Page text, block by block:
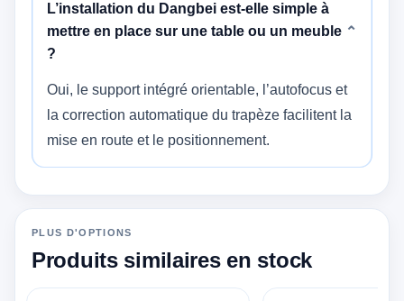
L’installation du Dangbei est-elle simple à
mettre en place sur une table ou un meuble
?
⌄
Oui, le support intégré orientable, l’autofocus et
la correction automatique du trapèze facilitent la
mise en route et le positionnement.
PLUS D'OPTIONS
Produits similaires en stock